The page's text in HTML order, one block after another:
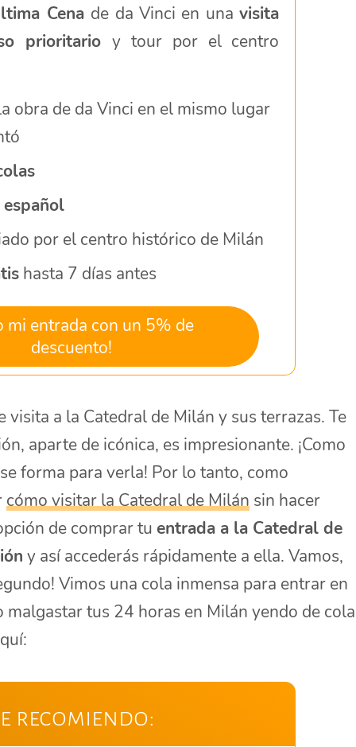
Cena de da Vinci en unavisita
prioritario y tour por el centro
obra de da Vinci en el mismo lugar
por el centro histórico de Milán
hasta 7 días antes
mi entrada con un 5% de
descuento!
a la Catedral de Milán y sus terrazas. Te
aparte de icónica, es impresionante. ¡Como
forma para verla! Por lo tanto, como
cómo visitar la Catedral de Milán sin hacer
de comprar tuentrada a la Catedral de
y así accederás rápidamente a ella. Vamos,
Vimos una cola inmensa para entrar en
tus 24 horas en Milán yendo de cola
recomiendo: